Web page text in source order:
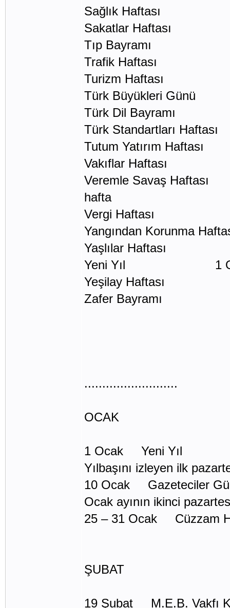
Sağlık Haftası 7
Sakatlar Haftası
Tıp Bayramı
Trafik Haftası
Turizm Haftası 15
Türk Büyükleri
Türk Dil Bayramı
Türk Standartları
Tutum Yatırım
Vakıflar Haftası 3
Veremle Savaş
hafta
Vergi Haftası Mart
Yangından Korunma
Yaşlılar Haftası
Yeni Yıl 1
Yeşilay Haftası 1
Zafer Bayramı
..........................
OCAK
1 Ocak Yeni Yıl
Yılbaşını izleyen ilk
10 Ocak Gazeteciler
Ocak ayının ikinci
25 – 31 Ocak Cüzzam
ŞUBAT
19 Şubat M.E.B. Vakfı